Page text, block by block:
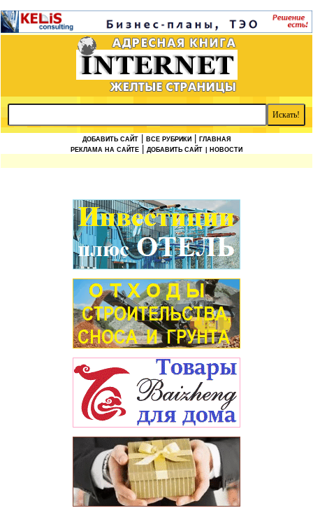
ДОБАВИТЬ САЙТ ВСЕ РУБРИКИ
ГЛАВНАЯ
РЕКЛАМА НА САЙТЕ
ДОБАВИТЬ САЙТ | НОВОСТИ